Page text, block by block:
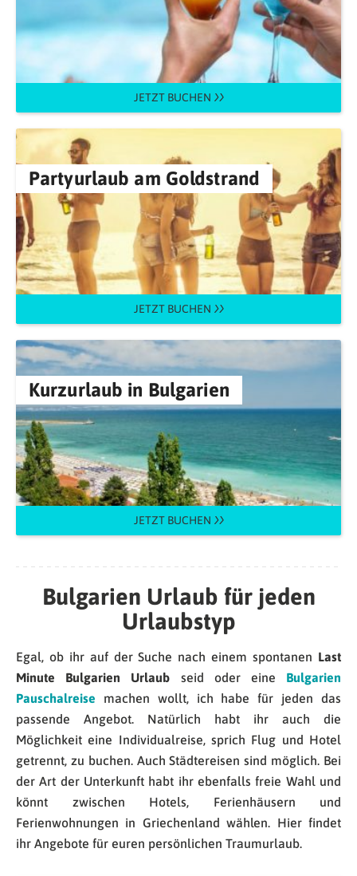
JETZT BUCHEN
Partyurlaub am Goldstrand
JETZT BUCHEN
Kurzurlaub in Bulgarien
JETZT BUCHEN
Bulgarien Urlaub für jeden
Urlaubstyp
Egal, ob ihr auf der Suche nach einem spontanen Last
Minute Bulgarien Urlaub seid oder eine Bulgarien
Pauschalreise machen wollt, ich habe für jeden das
passende Angebot. Natürlich habt ihr auch die
Möglichkeit eine Individualreise, sprich Flug und Hotel
getrennt, zu buchen. Auch Städtereisen sind möglich. Bei
der Art der Unterkunft habt ihr ebenfalls freie Wahl und
könnt zwischen Hotels, Ferienhäusern und
Ferienwohnungen in Griechenland wählen. Hier findet
ihr Angebote für euren persönlichen Traumurlaub.